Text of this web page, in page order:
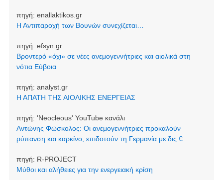
πηγή: enallaktikos.gr
Η Αντιπαροχή των Βουνών συνεχίζεται…
πηγή: efsyn.gr
Βροντερό «όχι» σε νέες ανεμογεννήτριες και αιολικά στη
νότια Εύβοια
πηγή: analyst.gr
Η ΑΠΑΤΗ ΤΗΣ ΑΙΟΛΙΚΗΣ ΕΝΕΡΓΕΙΑΣ
πηγή: 'Neocleοus' YouTube κανάλι
Αντώνης Φώσκολος: Οι ανεμογεννήτριες προκαλούν
ρύπανση και καρκίνο, επιδοτούν τη Γερμανία με δις €
πηγή: R-PROJECT
Μύθοι και αλήθειες για την ενεργειακή κρίση